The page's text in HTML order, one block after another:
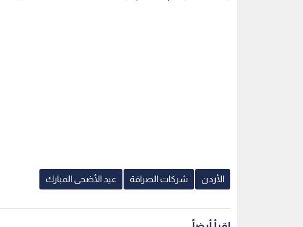
الأردن شركات الصرافة عيد الأضحى المبارك